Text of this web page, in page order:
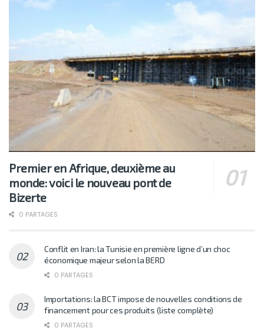
Premier en Afrique, deuxième au
monde: voici le nouveau pont de
Bizerte
0 PARTAGES
Conflit en Iran: la Tunisie en première ligne d’un choc
économique majeur selon la BERD
0 PARTAGES
Importations: la BCT impose de nouvelles conditions de
financement pour ces produits (liste complète)
0 PARTAGES